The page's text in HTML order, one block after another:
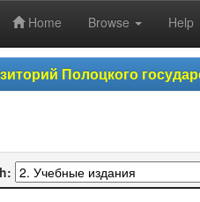
Home Browse Help
Полоцкого